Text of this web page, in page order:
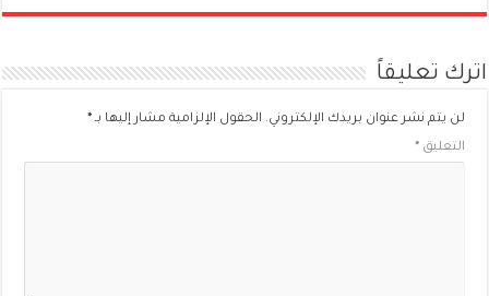
اترك تعليقاً
لن يتم نشر عنوان بريدك الإلكتروني. الحقول الإلزامية مشار إليها بـ*
التعليق*